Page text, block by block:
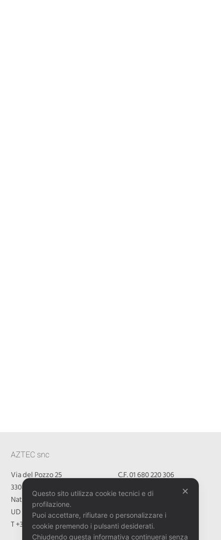
AZTEC snc
Via del Pozzo 25
33048 San Giovanni al
Natisone
UD Italy
T +39 0432 757855
C.F. 01 680 220 306
P.IVA 01 680 220 306
REA UD 188189
aztecdesign@pec.it
PRIVACY
✕
Questo sito utilizza cookie tecnici e di
profilazione.
Puoi accettare, rifiutare o personalizzare i
cookie premendo i pulsanti desiderati.
Chiudendo questa informativa continuerai senza